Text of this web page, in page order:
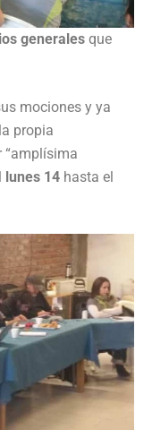
generales que
mociones y ya
propia
“amplísima
lunes 14 hasta el